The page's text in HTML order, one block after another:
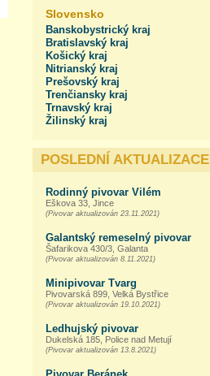
Slovensko
Banskobystrický kraj
Bratislavský kraj
Košický kraj
Nitrianský kraj
Prešovský kraj
Trenčiansky kraj
Trnavský kraj
Žilinský kraj
POSLEDNÍ AKTUALIZACE
Rodinný pivovar Vilém
Eškova 33, Jince
(Pivovar aktualizován 23.11.2021)
Galantský remeselný pivovar
Šafarikova 430/3, Galanta
(Pivovar aktualizován 8.11.2021)
Minipivovar Tvarg
Pivovarská 899, Velká Bystřice
(Pivovar aktualizován 19.10.2021)
Ledhujský pivovar
Dukelská 185, Police nad Metují
(Pivovar aktualizován 13.8.2021)